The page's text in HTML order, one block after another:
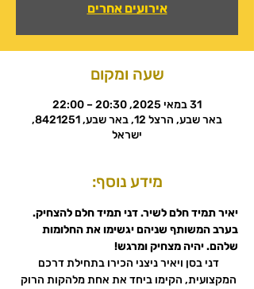
אירועים אחרים
שעה ומקום
31 במאי 2025, 20:30 – 22:00
באר שבע, הרצל 12, באר שבע, 8421251,
ישראל
מידע נוסף:
יאיר תמיד חלם לשיר. דני תמיד חלם להצחיק.
בערב המשותף שניהם יגשימו את החלומות
שלהם. יהיה מצחיק ומרגש!
דני בסן ויאיר ניצני הכירו בתחילת דרכם
המקצועית, הקימו ביחד את אחת מלהקות הרוק